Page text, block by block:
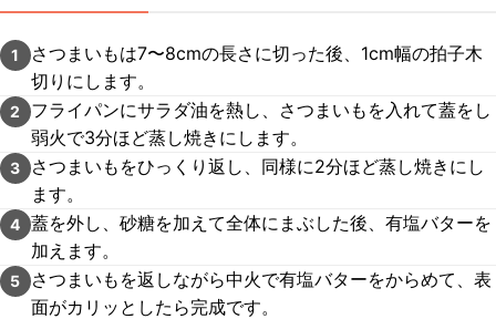
1
さつまいもは7〜8cmの長さに切った後、1cm幅の拍子木
切りにします。
2
フライパンにサラダ油を熱し、さつまいもを入れて蓋をし
弱火で3分ほど蒸し焼きにします。
3
さつまいもをひっくり返し、同様に2分ほど蒸し焼きにし
ます。
4 蓋を外し、砂糖を加えて全体にまぶした後、有塩バターを
加えます。
5
さつまいもを返しながら中火で有塩バターをからめて、表
面がカリッとしたら完成です。